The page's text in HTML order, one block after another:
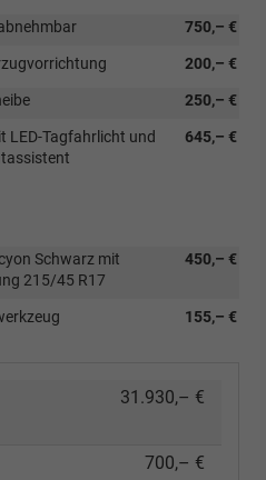
750,– €
200,– €
250,– €
645,– €
LED-Tagfahrlicht und
450,– €
Schwarz mit
215/45 R17
155,– €
31.930,– €
700,– €